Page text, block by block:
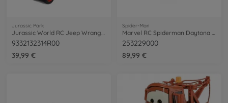
Jurassic Park
9332132314R00
39,99 €
Spider-Man
253229000
89,99 €